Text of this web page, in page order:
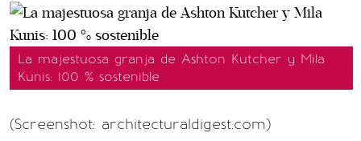
La majestuosa granja de Ashton Kutcher y Mila
Kunis: 100 % sostenible
(Screenshot: architecturaldigest.com)